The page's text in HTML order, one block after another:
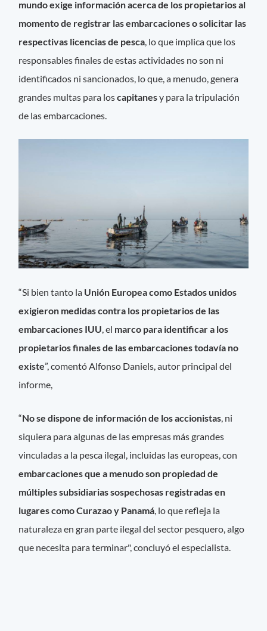
mundo exige información acerca de los propietarios al
momento de registrar las embarcaciones o solicitar las
respectivas licencias de pesca, lo que implica que los
responsables finales de estas actividades no son ni
identificados ni sancionados, lo que, a menudo, genera
grandes multas para loscapitanesy para la tripulación
de las embarcaciones.
“Si bien tanto la Unión Europea como Estados unidos
exigieron medidas contra los propietarios de las
embarcaciones IUU, el marco para identificar a los
propietarios finales de las embarcaciones todavía no
existe”, comentó Alfonso Daniels, autor principal del
informe,
“No se dispone de información de los accionistas , ni
siquiera para algunas de las empresas más grandes
vinculadas a la pesca ilegal, incluidas las europeas, con
embarcaciones que a menudo son propiedad de
múltiples subsidiarias sospechosas registradas en
lugares como Curazao y Panamá , lo que refleja la
naturaleza en gran parte ilegal del sector pesquero, algo
que necesita para terminar", concluyó el especialista.